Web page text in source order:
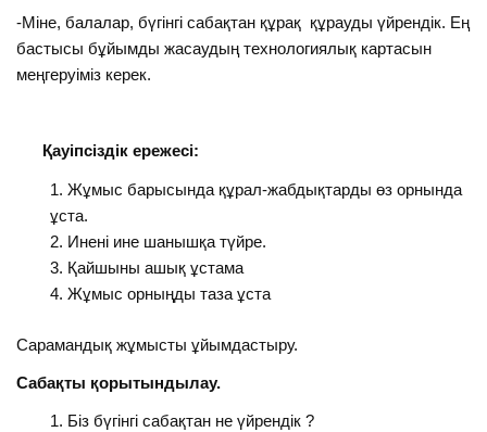
-Міне, балалар, бүгінгі сабақтан құрақ құрауды үйрендік. Ең
бастысы бұйымды жасаудың технологиялық картасын
меңгеруіміз керек.
Қауіпсіздік ережесі:
Жұмыс барысында құрал-жабдықтарды өз орнында
ұста.
Инені ине шанышқа түйре.
Қайшыны ашық ұстама
Жұмыс орныңды таза ұста
Сарамандық жұмысты ұйымдастыру.
Сабақты қорытындылау.
Біз бүгінгі сабақтан не үйрендік ?